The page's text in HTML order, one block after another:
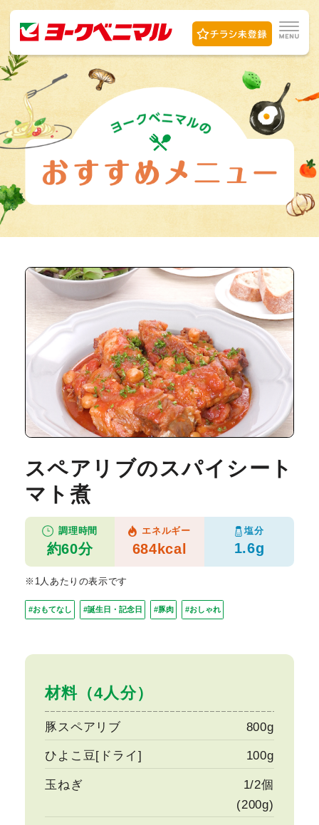
材料（4人分）
豚スペアリブ 800g
ひよこ豆[ドライ] 100g
玉ねぎ
1/2個
(200g)
スペアリブのスパイシート
マト煮
調理時間
約60分
エネルギー
684kcal
塩分
1.6g
※1人あたりの表示です
#おもてなし #誕生日・記念日 #豚肉 #おしゃれ